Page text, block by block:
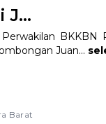
J...
BKKBN
Juan...
Barat